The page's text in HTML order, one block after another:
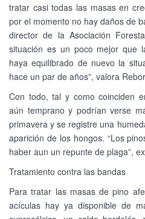
tratar casi todas las masas en
por el momento no hay daños de
director de la Asociación
situación es un poco mejor que
haya equilibrado de nuevo la
hace un par de años”, valora
Con todo, tal y como coinciden
aún temprano y podrían verse
primavera y se registre una
aparición de los hongos. “Los
haber aun un repunte de plaga”,
Tratamiento contra las bandas
Para tratar las masas de pino
acículas hay ya disponible de